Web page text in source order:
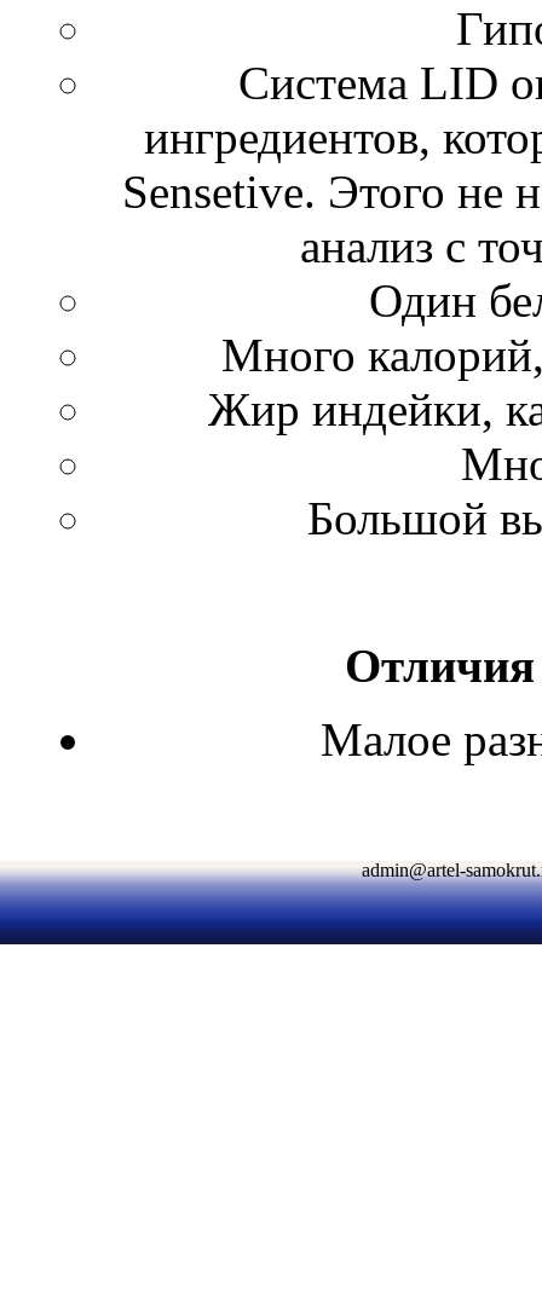
Система LID
ингредиентов,
Sensetive. Этого не
анализ с
Один
Много
Жир индейки,
Большой
Отличия
Малое
admin@artel-